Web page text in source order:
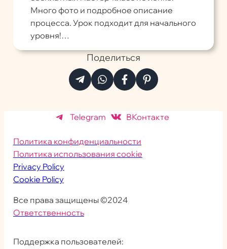
Много фото и подробное описание
процесса. Урок подходит для начального
уровня!…
Поделиться
Telegram ВКонтакте
Политика конфиденциальности
Политика использования cookie
Privacy Policy
Cookie Policy
Все права защищены ©2024
Ответственность
Поддержка пользователей: